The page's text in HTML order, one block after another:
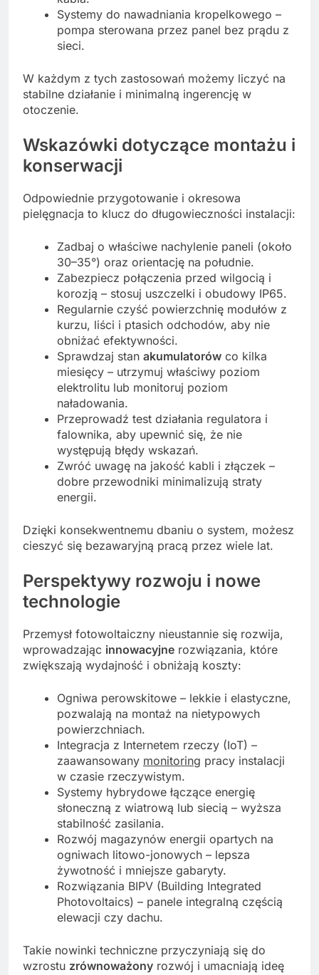
Systemy do nawadniania kropelkowego –
pompa sterowana przez panel bez prądu z
sieci.
W każdym z tych zastosowań możemy liczyć na
stabilne działanie i minimalną ingerencję w
otoczenie.
Wskazówki dotyczące montażu i
konserwacji
Odpowiednie przygotowanie i okresowa
pielęgnacja to klucz do długowieczności instalacji:
Zadbaj o właściwe nachylenie paneli (około
30–35°) oraz orientację na południe.
Zabezpiecz połączenia przed wilgocią i
korozją – stosuj uszczelki i obudowy IP65.
Regularnie czyść powierzchnię modułów z
kurzu, liści i ptasich odchodów, aby nie
obniżać efektywności.
Sprawdzaj stan akumulatorów co kilka
miesięcy – utrzymuj właściwy poziom
elektrolitu lub monitoruj poziom
naładowania.
Przeprowadź test działania regulatora i
falownika, aby upewnić się, że nie
występują błędy wskazań.
Zwróć uwagę na jakość kabli i złączek –
dobre przewodniki minimalizują straty
energii.
Dzięki konsekwentnemu dbaniu o system, możesz
cieszyć się bezawaryjną pracą przez wiele lat.
Perspektywy rozwoju i nowe
technologie
Przemysł fotowoltaiczny nieustannie się rozwija,
wprowadzając innowacyjne rozwiązania, które
zwiększają wydajność i obniżają koszty:
Ogniwa perowskitowe – lekkie i elastyczne,
pozwalają na montaż na nietypowych
powierzchniach.
Integracja z Internetem rzeczy (IoT) –
zaawansowany monitoring pracy instalacji
w czasie rzeczywistym.
Systemy hybrydowe łączące energię
słoneczną z wiatrową lub siecią – wyższa
stabilność zasilania.
Rozwój magazynów energii opartych na
ogniwach litowo-jonowych – lepsza
żywotność i mniejsze gabaryty.
Rozwiązania BIPV (Building Integrated
Photovoltaics) – panele integralną częścią
elewacji czy dachu.
Takie nowinki techniczne przyczyniają się do
wzrostu zrównoważony rozwój i umacniają ideę